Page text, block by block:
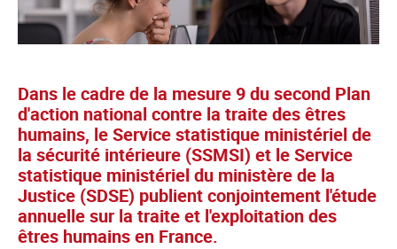
Dans le cadre de la mesure 9 du second Plan
d'action national contre la traite des êtres
humains, le Service statistique ministériel de
la sécurité intérieure (SSMSI) et le Service
statistique ministériel du ministère de la
Justice (SDSE) publient conjointement l'étude
annuelle sur la traite et l'exploitation des
êtres humains en France.